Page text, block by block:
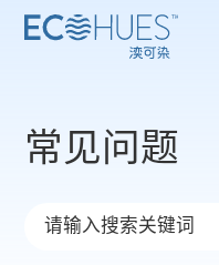
常见问题